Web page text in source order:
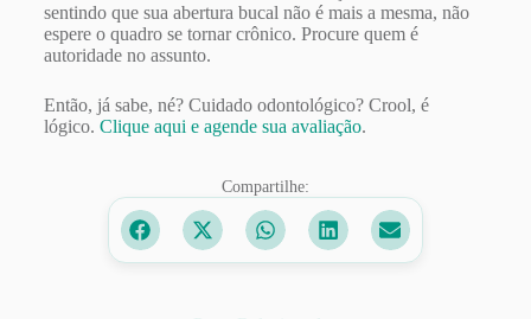
sentindo que sua abertura bucal não é mais a mesma, não
espere o quadro se tornar crônico. Procure quem é
autoridade no assunto.
Então, já sabe, né? Cuidado odontológico? Crool, é
lógico. Clique aqui e agende sua avaliação.
Compartilhe: